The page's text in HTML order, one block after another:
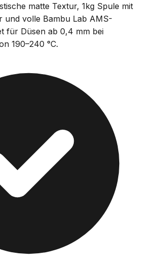
matte Textur, 1kg Spule mit
und volle Bambu Lab AMS-
für Düsen ab 0,4 mm bei
190–240 °C.